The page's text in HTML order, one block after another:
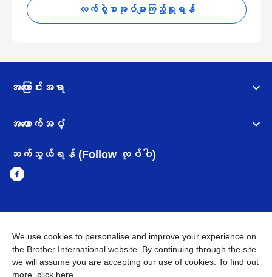
လက်စွဲစာအုပ်များကြည့်ရှုရန်
အကြောင်းအရာ
အထောက်အပံ့
ဆက်သွယ်ရန် (Follow လုပ်ပါ)
အချက်အလက်မူဝါဒ အသုံးပြုမူဝါဒ
သုံးစွဲရန် ဝက်ဆိုဒ်အညွှန်း
Brother Global ဝက်ဆိုဒ်သို့သွားရန်
We use cookies to personalise and improve your experience on
the Brother International website. By continuing through the site
we will assume you are accepting our use of cookies. To find out
more, click here